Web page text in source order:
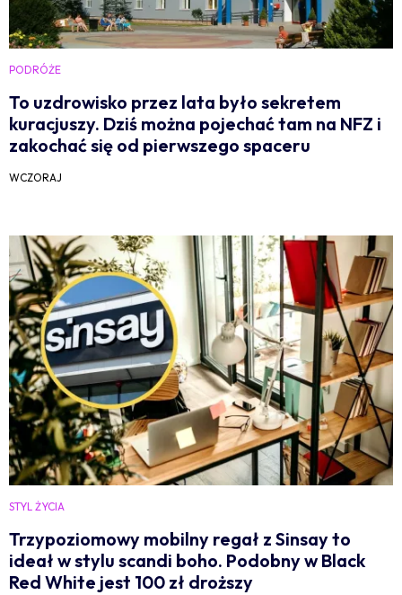
PODRÓŻE
To uzdrowisko przez lata było sekretem
kuracjuszy. Dziś można pojechać tam na NFZ i
zakochać się od pierwszego spaceru
WCZORAJ
STYL ŻYCIA
Trzypoziomowy mobilny regał z Sinsay to
ideał w stylu scandi boho. Podobny w Black
Red White jest 100 zł droższy